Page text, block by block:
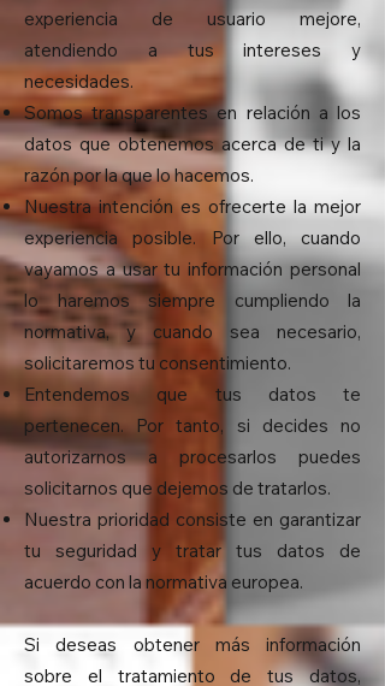
experiencia de usuario mejore,
atendiendo a tus intereses y
necesidades.
Somos transparentes en relación a los
datos que obtenemos acerca de ti y la
razón por la que lo hacemos.
Nuestra intención es ofrecerte la mejor
experiencia posible. Por ello, cuando
vayamos a usar tu información personal
lo haremos siempre cumpliendo la
normativa, y cuando sea necesario,
solicitaremos tu consentimiento.
Entendemos que tus datos te
pertenecen. Por tanto, si decides no
autorizarnos a procesarlos puedes
solicitarnos que dejemos de tratarlos.
Nuestra prioridad consiste en garantizar
tu seguridad y tratar tus datos de
acuerdo con la normativa europea.
Si deseas obtener más información
sobre el tratamiento de tus datos,